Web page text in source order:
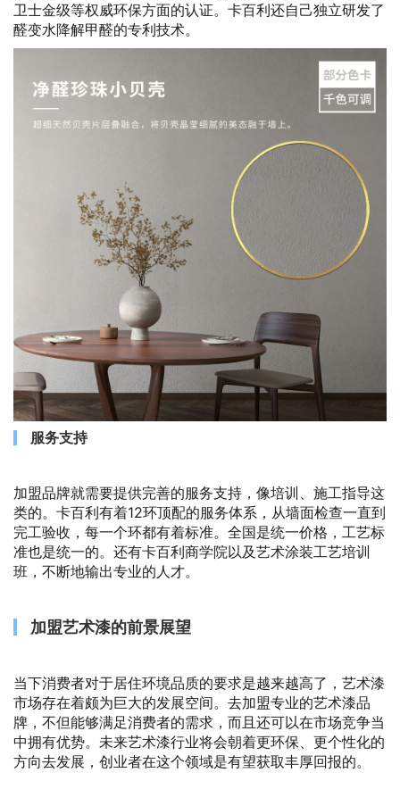
卫士金级等权威环保方面的认证。卡百利还自己独立研发了
醛变水降解甲醛的专利技术。
服务支持
加盟品牌就需要提供完善的服务支持，像培训、施工指导这
类的。卡百利有着12环顶配的服务体系，从墙面检查一直到
完工验收，每一个环都有着标准。全国是统一价格，工艺标
准也是统一的。还有卡百利商学院以及艺术涂装工艺培训
班，不断地输出专业的人才。
加盟艺术漆的前景展望
当下消费者对于居住环境品质的要求是越来越高了，艺术漆
市场存在着颇为巨大的发展空间。去加盟专业的艺术漆品
牌，不但能够满足消费者的需求，而且还可以在市场竞争当
中拥有优势。未来艺术漆行业将会朝着更环保、更个性化的
方向去发展，创业者在这个领域是有望获取丰厚回报的。